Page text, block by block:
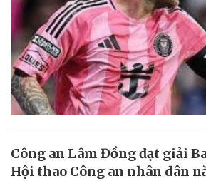
Công an Lâm Đồng đạt giải
Hội thao Công an nhân dân